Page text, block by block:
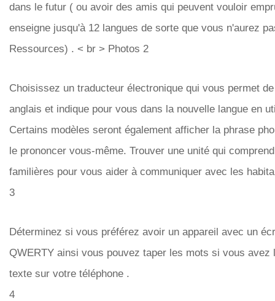
dans le futur ( ou avoir des amis qui peuvent vouloir
enseigne jusqu'à 12 langues de sorte que vous n'aurez
Ressources) . < br > Photos 2
Choisissez un traducteur électronique qui vous permet
anglais et indique pour vous dans la nouvelle langue en
Certains modèles seront également afficher la phrase
le prononcer vous-même. Trouver une unité qui
familières pour vous aider à communiquer avec les
3
Déterminez si vous préférez avoir un appareil avec un
QWERTY ainsi vous pouvez taper les mots si vous avez
texte sur votre téléphone .
4